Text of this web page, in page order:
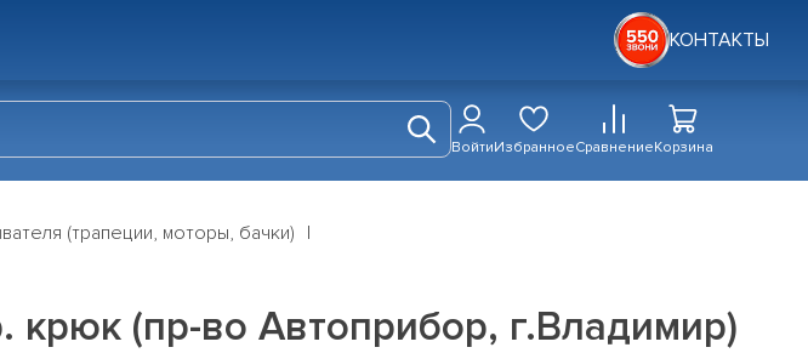
КОНТАКТЫ
ВойтиИзбранноеСравнениеКорзина
(трапеции, моторы, бачки)
(пр-во Автоприбор, г.Владимир)